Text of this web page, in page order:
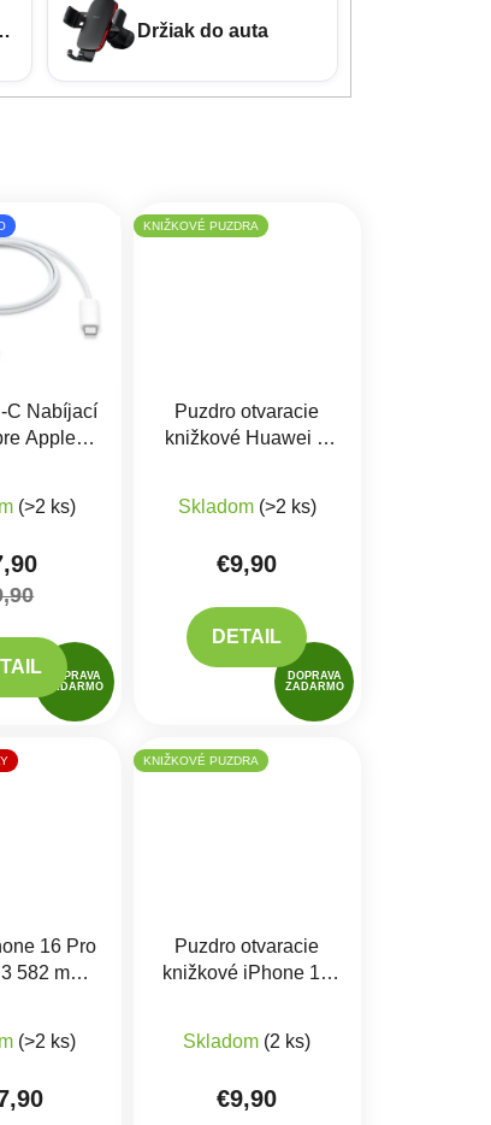
sklá Držiak do auta
DOPRAVA
ZADARMO
C Nabíjací
Apple
C)
(>2 ks)
KNIŽKOVÉ PUZDRA
DOPRAVA
ZADARMO
Puzdro otvaracie
knižkové Huawei P
Skladom (>2 ks)
€9,90
DETAIL
16 Pro
582 mAh
(>2 ks)
KNIŽKOVÉ PUZDRA
Puzdro otvaracie
knižkové iPhone 11
Skladom (2 ks)
€9,90